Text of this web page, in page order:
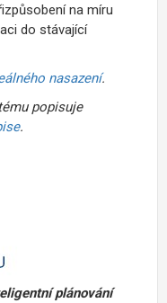
na míru
do stávající
nasazení.
popisuje
.
plánování